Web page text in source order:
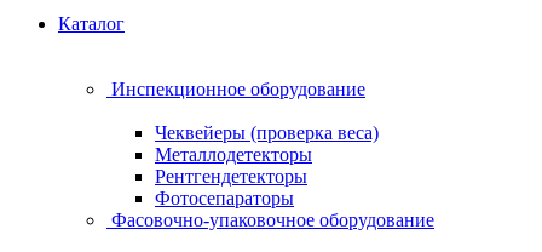
Каталог
Инспекционное оборудование
Чеквейеры (проверка веса)
Металлодетекторы
Рентгендетекторы
Фотосепараторы
Фасовочно-упаковочное оборудование